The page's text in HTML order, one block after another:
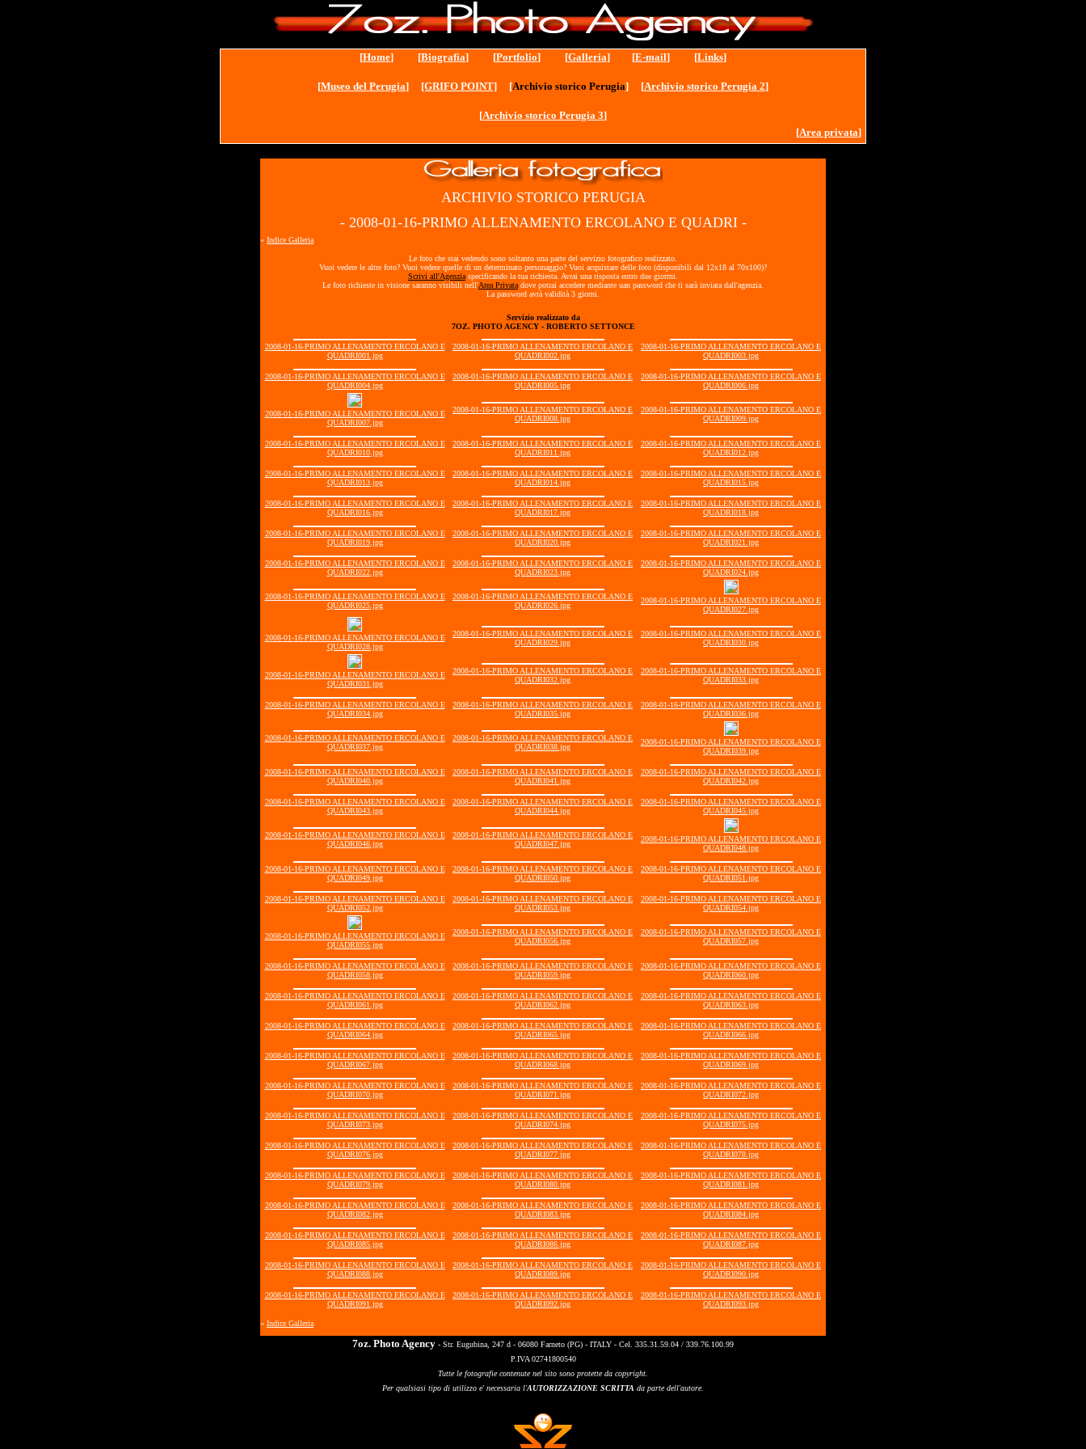
[Home] [Biografia] [Portfolio] [Galleria] [E-mail] [Links]
[Museo del Perugia] [GRIFO POINT] [Archivio storico Perugia] [Archivio storico Perugia 2]
[Archivio storico Perugia 3]
[Area privata]
ARCHIVIO STORICO PERUGIA
- 2008-01-16-PRIMO ALLENAMENTO ERCOLANO E QUADRI -
« Indice Galleria
Le foto che stai vedendo sono soltanto una parte del servizio fotografico realizzato.
Vuoi vedere le altre foto? Vuoi vedere quelle di un determinato personaggio? Vuoi acquistare delle foto (disponibili dal 12x18 al 70x100)?
Scrivi all'Agenzia specificando la tua richiesta. Avrai una risposta entro due giorrni.
Le foto richieste in visione saranno visibili nell'Area Privata dove potrai accedere mediante uan password che ti sarà inviata dall'agenzia.
La password avrà validità 3 giorni.
Servizio realizzato da
7OZ. PHOTO AGENCY - ROBERTO SETTONCE
2008-01-16-PRIMO ALLENAMENTO ERCOLANO E
QUADRI001.jpg
2008-01-16-PRIMO ALLENAMENTO ERCOLANO E
QUADRI002.jpg
2008-01-16-PRIMO ALLENAMENTO ERCOLANO E
QUADRI003.jpg
2008-01-16-PRIMO ALLENAMENTO ERCOLANO E
QUADRI004.jpg
2008-01-16-PRIMO ALLENAMENTO ERCOLANO E
QUADRI005.jpg
2008-01-16-PRIMO ALLENAMENTO ERCOLANO E
QUADRI006.jpg
2008-01-16-PRIMO ALLENAMENTO ERCOLANO E
QUADRI007.jpg
2008-01-16-PRIMO ALLENAMENTO ERCOLANO E
QUADRI008.jpg
2008-01-16-PRIMO ALLENAMENTO ERCOLANO E
QUADRI009.jpg
2008-01-16-PRIMO ALLENAMENTO ERCOLANO E
QUADRI010.jpg
2008-01-16-PRIMO ALLENAMENTO ERCOLANO E
QUADRI011.jpg
2008-01-16-PRIMO ALLENAMENTO ERCOLANO E
QUADRI012.jpg
2008-01-16-PRIMO ALLENAMENTO ERCOLANO E
QUADRI013.jpg
2008-01-16-PRIMO ALLENAMENTO ERCOLANO E
QUADRI014.jpg
2008-01-16-PRIMO ALLENAMENTO ERCOLANO E
QUADRI015.jpg
2008-01-16-PRIMO ALLENAMENTO ERCOLANO E
QUADRI016.jpg
2008-01-16-PRIMO ALLENAMENTO ERCOLANO E
QUADRI017.jpg
2008-01-16-PRIMO ALLENAMENTO ERCOLANO E
QUADRI018.jpg
2008-01-16-PRIMO ALLENAMENTO ERCOLANO E
QUADRI019.jpg
2008-01-16-PRIMO ALLENAMENTO ERCOLANO E
QUADRI020.jpg
2008-01-16-PRIMO ALLENAMENTO ERCOLANO E
QUADRI021.jpg
2008-01-16-PRIMO ALLENAMENTO ERCOLANO E
QUADRI022.jpg
2008-01-16-PRIMO ALLENAMENTO ERCOLANO E
QUADRI023.jpg
2008-01-16-PRIMO ALLENAMENTO ERCOLANO E
QUADRI024.jpg
2008-01-16-PRIMO ALLENAMENTO ERCOLANO E
QUADRI025.jpg
2008-01-16-PRIMO ALLENAMENTO ERCOLANO E
QUADRI026.jpg
2008-01-16-PRIMO ALLENAMENTO ERCOLANO E
QUADRI027.jpg
2008-01-16-PRIMO ALLENAMENTO ERCOLANO E
QUADRI028.jpg
2008-01-16-PRIMO ALLENAMENTO ERCOLANO E
QUADRI029.jpg
2008-01-16-PRIMO ALLENAMENTO ERCOLANO E
QUADRI030.jpg
2008-01-16-PRIMO ALLENAMENTO ERCOLANO E
QUADRI031.jpg
2008-01-16-PRIMO ALLENAMENTO ERCOLANO E
QUADRI032.jpg
2008-01-16-PRIMO ALLENAMENTO ERCOLANO E
QUADRI033.jpg
2008-01-16-PRIMO ALLENAMENTO ERCOLANO E
QUADRI034.jpg
2008-01-16-PRIMO ALLENAMENTO ERCOLANO E
QUADRI035.jpg
2008-01-16-PRIMO ALLENAMENTO ERCOLANO E
QUADRI036.jpg
2008-01-16-PRIMO ALLENAMENTO ERCOLANO E
QUADRI037.jpg
2008-01-16-PRIMO ALLENAMENTO ERCOLANO E
QUADRI038.jpg
2008-01-16-PRIMO ALLENAMENTO ERCOLANO E
QUADRI039.jpg
2008-01-16-PRIMO ALLENAMENTO ERCOLANO E
QUADRI040.jpg
2008-01-16-PRIMO ALLENAMENTO ERCOLANO E
QUADRI041.jpg
2008-01-16-PRIMO ALLENAMENTO ERCOLANO E
QUADRI042.jpg
2008-01-16-PRIMO ALLENAMENTO ERCOLANO E
QUADRI043.jpg
2008-01-16-PRIMO ALLENAMENTO ERCOLANO E
QUADRI044.jpg
2008-01-16-PRIMO ALLENAMENTO ERCOLANO E
QUADRI045.jpg
2008-01-16-PRIMO ALLENAMENTO ERCOLANO E
QUADRI046.jpg
2008-01-16-PRIMO ALLENAMENTO ERCOLANO E
QUADRI047.jpg
2008-01-16-PRIMO ALLENAMENTO ERCOLANO E
QUADRI048.jpg
2008-01-16-PRIMO ALLENAMENTO ERCOLANO E
QUADRI049.jpg
2008-01-16-PRIMO ALLENAMENTO ERCOLANO E
QUADRI050.jpg
2008-01-16-PRIMO ALLENAMENTO ERCOLANO E
QUADRI051.jpg
2008-01-16-PRIMO ALLENAMENTO ERCOLANO E
QUADRI052.jpg
2008-01-16-PRIMO ALLENAMENTO ERCOLANO E
QUADRI053.jpg
2008-01-16-PRIMO ALLENAMENTO ERCOLANO E
QUADRI054.jpg
2008-01-16-PRIMO ALLENAMENTO ERCOLANO E
QUADRI055.jpg
2008-01-16-PRIMO ALLENAMENTO ERCOLANO E
QUADRI056.jpg
2008-01-16-PRIMO ALLENAMENTO ERCOLANO E
QUADRI057.jpg
2008-01-16-PRIMO ALLENAMENTO ERCOLANO E
QUADRI058.jpg
2008-01-16-PRIMO ALLENAMENTO ERCOLANO E
QUADRI059.jpg
2008-01-16-PRIMO ALLENAMENTO ERCOLANO E
QUADRI060.jpg
2008-01-16-PRIMO ALLENAMENTO ERCOLANO E
QUADRI061.jpg
2008-01-16-PRIMO ALLENAMENTO ERCOLANO E
QUADRI062.jpg
2008-01-16-PRIMO ALLENAMENTO ERCOLANO E
QUADRI063.jpg
2008-01-16-PRIMO ALLENAMENTO ERCOLANO E
QUADRI064.jpg
2008-01-16-PRIMO ALLENAMENTO ERCOLANO E
QUADRI065.jpg
2008-01-16-PRIMO ALLENAMENTO ERCOLANO E
QUADRI066.jpg
2008-01-16-PRIMO ALLENAMENTO ERCOLANO E
QUADRI067.jpg
2008-01-16-PRIMO ALLENAMENTO ERCOLANO E
QUADRI068.jpg
2008-01-16-PRIMO ALLENAMENTO ERCOLANO E
QUADRI069.jpg
2008-01-16-PRIMO ALLENAMENTO ERCOLANO E
QUADRI070.jpg
2008-01-16-PRIMO ALLENAMENTO ERCOLANO E
QUADRI071.jpg
2008-01-16-PRIMO ALLENAMENTO ERCOLANO E
QUADRI072.jpg
2008-01-16-PRIMO ALLENAMENTO ERCOLANO E
QUADRI073.jpg
2008-01-16-PRIMO ALLENAMENTO ERCOLANO E
QUADRI074.jpg
2008-01-16-PRIMO ALLENAMENTO ERCOLANO E
QUADRI075.jpg
2008-01-16-PRIMO ALLENAMENTO ERCOLANO E
QUADRI076.jpg
2008-01-16-PRIMO ALLENAMENTO ERCOLANO E
QUADRI077.jpg
2008-01-16-PRIMO ALLENAMENTO ERCOLANO E
QUADRI078.jpg
2008-01-16-PRIMO ALLENAMENTO ERCOLANO E
QUADRI079.jpg
2008-01-16-PRIMO ALLENAMENTO ERCOLANO E
QUADRI080.jpg
2008-01-16-PRIMO ALLENAMENTO ERCOLANO E
QUADRI081.jpg
2008-01-16-PRIMO ALLENAMENTO ERCOLANO E
QUADRI082.jpg
2008-01-16-PRIMO ALLENAMENTO ERCOLANO E
QUADRI083.jpg
2008-01-16-PRIMO ALLENAMENTO ERCOLANO E
QUADRI084.jpg
2008-01-16-PRIMO ALLENAMENTO ERCOLANO E
QUADRI085.jpg
2008-01-16-PRIMO ALLENAMENTO ERCOLANO E
QUADRI086.jpg
2008-01-16-PRIMO ALLENAMENTO ERCOLANO E
QUADRI087.jpg
2008-01-16-PRIMO ALLENAMENTO ERCOLANO E
QUADRI088.jpg
2008-01-16-PRIMO ALLENAMENTO ERCOLANO E
QUADRI089.jpg
2008-01-16-PRIMO ALLENAMENTO ERCOLANO E
QUADRI090.jpg
2008-01-16-PRIMO ALLENAMENTO ERCOLANO E
QUADRI091.jpg
2008-01-16-PRIMO ALLENAMENTO ERCOLANO E
QUADRI092.jpg
2008-01-16-PRIMO ALLENAMENTO ERCOLANO E
QUADRI093.jpg
« Indice Galleria
7oz. Photo Agency - Str. Eugubina, 247 d - 06080 Farneto (PG) - ITALY - Cel. 335.31.59.04 / 339.76.100.99
P.IVA 02741800540
Tutte le fotografie contenute nel sito sono protette da copyright.
Per qualsiasi tipo di utilizzo e' necessaria l'AUTORIZZAZIONE SCRITTA da parte dell'autore.